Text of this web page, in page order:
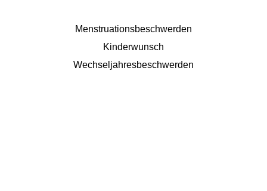
Menstruationsbeschwerden
Kinderwunsch
Wechseljahresbeschwerden